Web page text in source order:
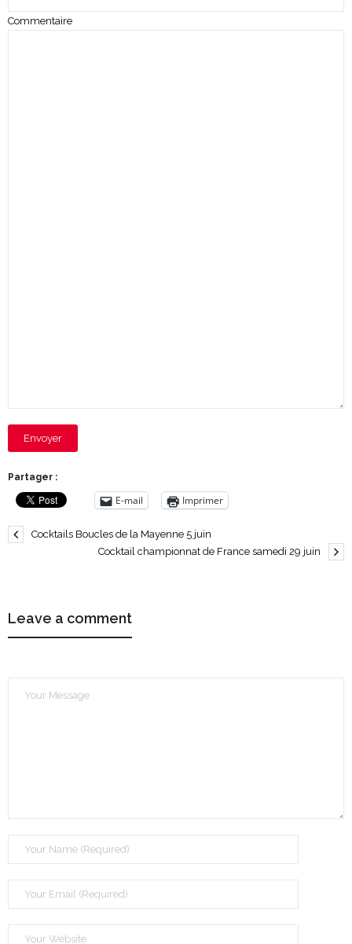
Commentaire
Envoyer
Partager :
E-mail Imprimer
Cocktails Boucles de la Mayenne 5 juin
Cocktail championnat de France samedi 29 juin
Leave a comment